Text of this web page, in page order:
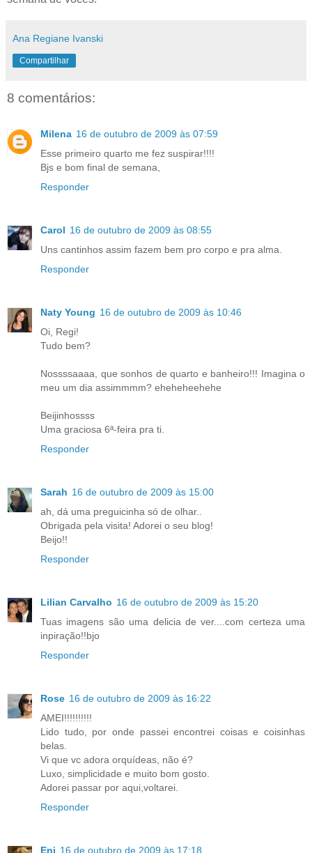
Ana Regiane Ivanski
Compartilhar
8 comentários:
Milena 16 de outubro de 2009 às 07:59
Esse primeiro quarto me fez suspirar!!!!
Bjs e bom final de semana,
Responder
Carol 16 de outubro de 2009 às 08:55
Uns cantinhos assim fazem bem pro corpo e pra alma.
Responder
Naty Young 16 de outubro de 2009 às 10:46
Oi, Regi!
Tudo bem?
Nossssaaaa, que sonhos de quarto e banheiro!!! Imagina o
meu um dia assimmmm? eheheheehehe
Beijinhossss
Uma graciosa 6ª-feira pra ti.
Responder
Sarah 16 de outubro de 2009 às 15:00
ah, dá uma preguicinha só de olhar..
Obrigada pela visita! Adorei o seu blog!
Beijo!!
Responder
Lilian Carvalho 16 de outubro de 2009 às 15:20
Tuas imagens são uma delicia de ver....com certeza uma
inpiração!!bjo
Responder
Rose 16 de outubro de 2009 às 16:22
AMEI!!!!!!!!!!
Lido tudo, por onde passei encontrei coisas e coisinhas
belas.
Vi que vc adora orquídeas, não é?
Luxo, simplicidade e muito bom gosto.
Adorei passar por aqui,voltarei.
Responder
Eni 16 de outubro de 2009 às 17:18